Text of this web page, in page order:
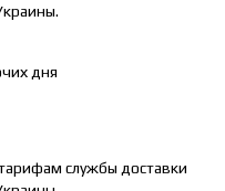
дня
службы доставки